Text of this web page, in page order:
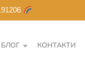
БЛОГ КОНТАКТИ